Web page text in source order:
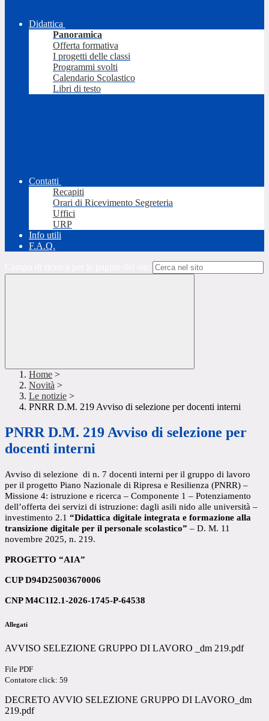
Didattica
Panoramica
Offerta formativa
I progetti delle classi
Programmi svolti
Calendario Scolastico
Libri di testo
Contatti
Recapiti
Orari di Ricevimento Segreteria
Uffici
URP
Info utili
F.A.Q.
Home >
Novità >
Le notizie >
PNRR D.M. 219 Avviso di selezione per docenti interni
PNRR D.M. 219 Avviso di selezione per
docenti interni
Avviso di selezione di n. 7 docenti interni per il gruppo di lavoro
per il progetto Piano Nazionale di Ripresa e Resilienza (PNRR) –
Missione 4: istruzione e ricerca – Componente 1 – Potenziamento
dell’offerta dei servizi di istruzione: dagli asili nido alle università –
investimento 2.1 “Didattica digitale integrata e formazione alla
transizione digitale per il personale scolastico” – D. M. 11
novembre 2025, n. 219.
PROGETTO “AIA”
CUP D94D25003670006
CNP M4C1I2.1-2026-1745-P-64538
Allegati
AVVISO SELEZIONE GRUPPO DI LAVORO _dm 219.pdf
File PDF
Contatore click: 59
DECRETO AVVIO SELEZIONE GRUPPO DI LAVORO_dm
219.pdf